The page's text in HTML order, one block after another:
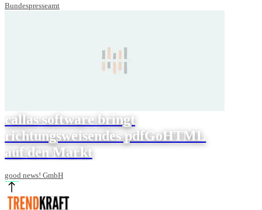
Bundespresseamt
callas software bringt
richtungsweisendes pdfGoHTML
auf den Markt
good news! GmbH